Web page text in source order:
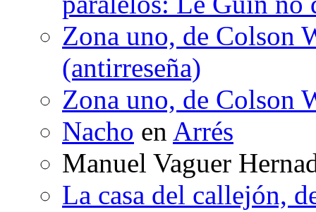
Zona uno, de Colson
(antirreseña)
Zona uno, de Colson
Nacho en Arrés
Manuel Vaguer
La casa del callejón,